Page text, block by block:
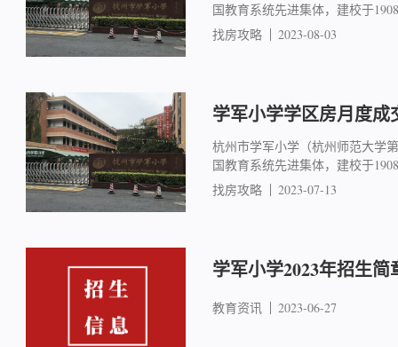
国教育系统先进集体，建校于
找房攻略
2023-08-03
学军小学学区房月度
杭州市学军小学（杭州师范大学
国教育系统先进集体，建校于
找房攻略
2023-07-13
学军小学2023年招生简
教育资讯 2023-06-27